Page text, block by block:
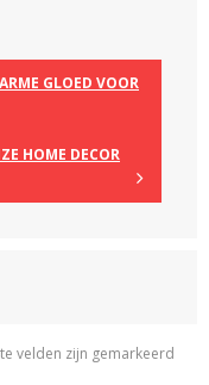
GLOED VOOR
HOME DECOR
velden zijn gemarkeerd